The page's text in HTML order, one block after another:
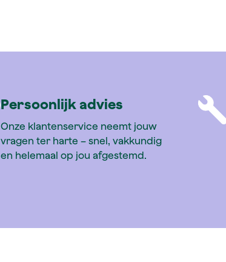
Persoonlijk advies
Onze klantenservice neemt jouw
vragen ter harte – snel, vakkundig
en helemaal op jou afgestemd.